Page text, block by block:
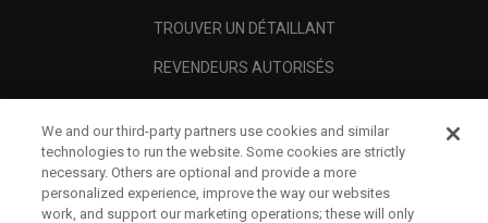
TROUVER UN DÉTAILLANT
REVENDEURS AUTORISÉS
A PROPOS
MENTIONS LÉGALES
We and our third-party partners use cookies and similar
technologies to run the website. Some cookies are strictly
necessary. Others are optional and provide a more
personalized experience, improve the way our websites
work, and support our marketing operations; these will only